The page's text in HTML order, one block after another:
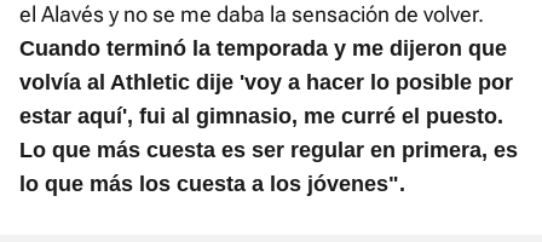
el Alavés y no se me daba la sensación de volver.
Cuando terminó la temporada y me dijeron que
volvía al Athletic dije 'voy a hacer lo posible por
estar aquí', fui al gimnasio, me curré el puesto.
Lo que más cuesta es ser regular en primera, es
lo que más los cuesta a los jóvenes".